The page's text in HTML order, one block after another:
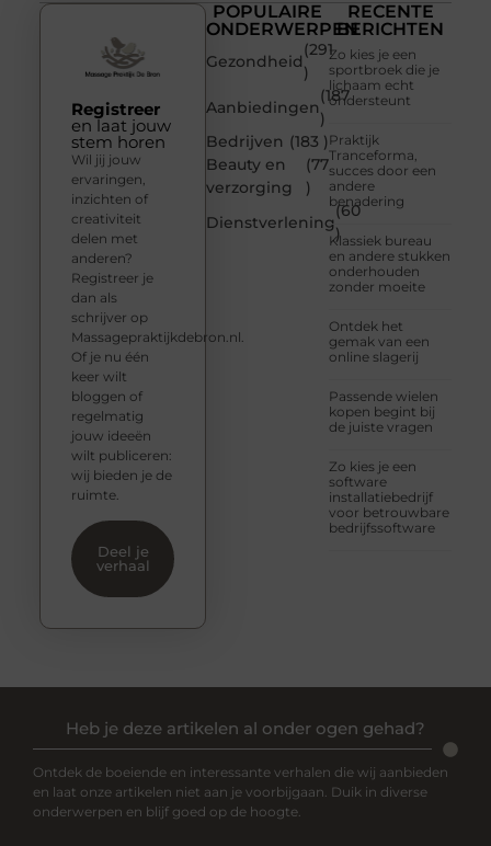
POPULAIRE
ONDERWERPEN
Gezondheid
(291
)
Aanbiedingen
(187
)
Bedrijven (183 )
Beauty en
verzorging
(77
)
Dienstverlening
(60
)
RECENTE
BERICHTEN
Zo kies je een
sportbroek die je
lichaam echt
ondersteunt
Praktijk
Tranceforma,
succes door een
andere
benadering
Klassiek bureau
en andere stukken
onderhouden
zonder moeite
Ontdek het
gemak van een
online slagerij
Passende wielen
kopen begint bij
de juiste vragen
Zo kies je een
software
installatiebedrijf
voor betrouwbare
bedrijfssoftware
Registreer
en laat jouw
stem horen
Wil jij jouw
ervaringen,
inzichten of
creativiteit
delen met
anderen?
Registreer je
dan als
schrijver op
Massagepraktijkdebron.nl.
Of je nu één
keer wilt
bloggen of
regelmatig
jouw ideeën
wilt publiceren:
wij bieden je de
ruimte.
Deel je
verhaal
Heb je deze artikelen al onder ogen gehad?
Ontdek de boeiende en interessante verhalen die wij aanbieden
en laat onze artikelen niet aan je voorbijgaan. Duik in diverse
onderwerpen en blijf goed op de hoogte.